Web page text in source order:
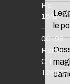
le
Po,
16/B
–
00198
Roma
C.F.